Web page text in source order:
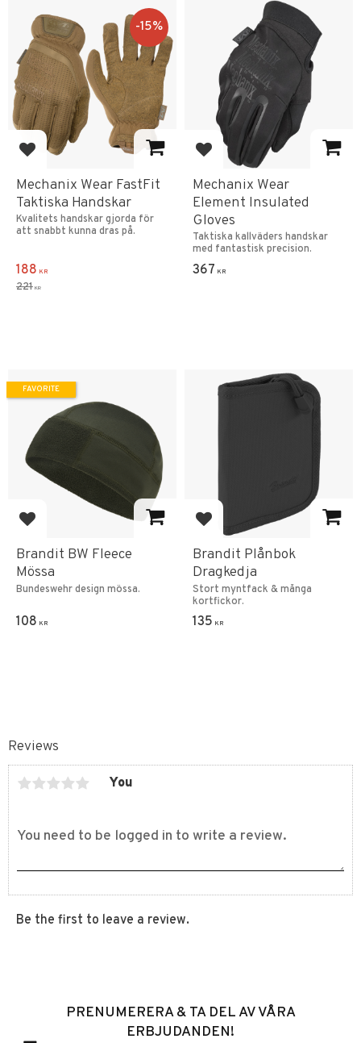
Reviews
You
Be the first to leave a review.
Add to favorites
Mechanix Wear FastFit
Taktiska Handskar
Kvalitets handskar gjorda för
att snabbt kunna dras på.
188 KR
221 KR
15%
Add to favorites
Mechanix Wear
Element Insulated
Gloves
Taktiska kallväders handskar
med fantastisk precision.
367 KR
Add to favorites
Brandit BW Fleece
Mössa
Bundeswehr design mössa.
108 KR
FAVORITE
Add to favorites
Brandit Plånbok
Dragkedja
Stort myntfack & många
kortfickor.
135 KR
PRENUMERERA & TA DEL AV VÅRA
ERBJUDANDEN!